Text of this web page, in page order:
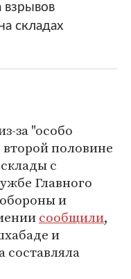
взрывов
складах
за "особо
половине
с
Главного
и
сообщили,
и
составляла